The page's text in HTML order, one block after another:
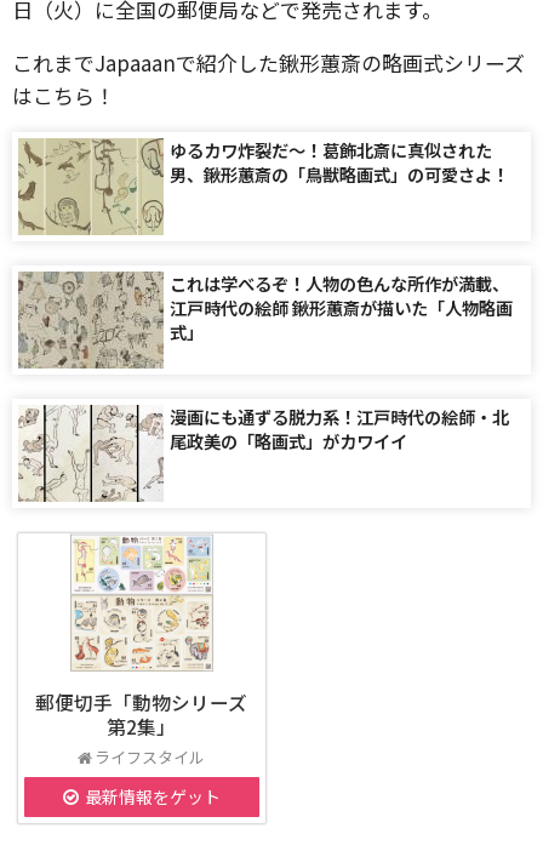
日（火）に全国の郵便局などで発売されます。
これまでJapaaanで紹介した鍬形蕙斎の略画式シリーズ
はこちら！
ゆるカワ炸裂だ〜！葛飾北斎に真似された
男、鍬形蕙斎の「鳥獣略画式」の可愛さよ！
これは学べるぞ！人物の色んな所作が満載、
江戸時代の絵師 鍬形蕙斎が描いた「人物略画
式」
漫画にも通ずる脱力系！江戸時代の絵師・北
尾政美の「略画式」がカワイイ
郵便切手「動物シリーズ
第2集」
ライフスタイル
最新情報をゲット